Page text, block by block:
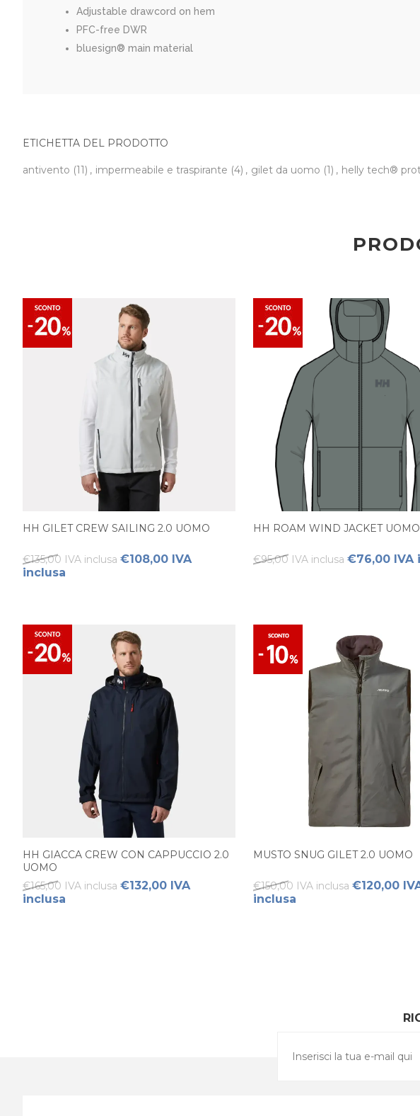
Adjustable drawcord on hem
PFC-free DWR
bluesign® main material
ETICHETTA DEL PRODOTTO
antivento (11) , impermeabile e traspirante (4) , gilet da uomo (1) , helly tech®
HH GILET CREW SAILING 2.0 UOMO
€135,00 IVA inclusa €108,00 IVA
inclusa
HH ROAM WIND JACKET UOMO
€95,00 IVA inclusa €76,00 IVA
HH GIACCA CREW CON CAPPUCCIO 2.0
UOMO
€165,00 IVA inclusa €132,00 IVA
inclusa
MUSTO SNUG GILET 2.0 UOMO
€150,00 IVA inclusa €120,00
inclusa